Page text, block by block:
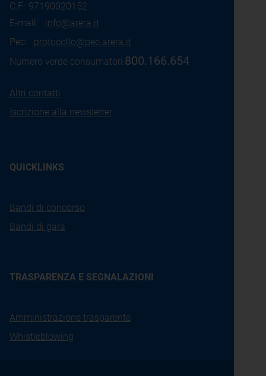
C.F.: 97190020152
E-mail: info@arera.it
Pec: protocollo@pec.arera.it
Numero verde consumatori:800.166.654
Altri contatti
Iscrizione alla newsletter
QUICKLINKS
Bandi di concorso
Bandi di gara
TRASPARENZA E SEGNALAZIONI
Amministrazione trasparente
Whistleblowing